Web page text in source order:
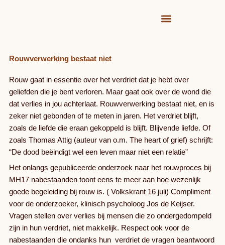
Rouwverwerking bestaat niet
Rouw gaat in essentie over het verdriet dat je hebt over
geliefden die je bent verloren. Maar gaat ook over de wond die
dat verlies in jou achterlaat. Rouwverwerking bestaat niet, en is
zeker niet gebonden of te meten in jaren. Het verdriet blijft,
zoals de liefde die eraan gekoppeld is blijft. Blijvende liefde. Of
zoals Thomas Attig (auteur van o.m. The heart of grief) schrijft:
“De dood beëindigt wel een leven maar niet een relatie”
Het onlangs gepubliceerde onderzoek naar het rouwproces bij
MH17 nabestaanden toont eens te meer aan hoe wezenlijk
goede begeleiding bij rouw is. ( Volkskrant 16 juli) Compliment
voor de onderzoeker, klinisch psycholoog Jos de Keijser.
Vragen stellen over verlies bij mensen die zo ondergedompeld
zijn in hun verdriet, niet makkelijk. Respect ook voor de
nabestaanden die ondanks hun verdriet de vragen beantwoord